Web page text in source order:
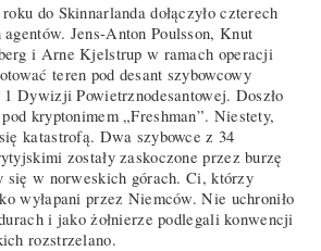
do Skinnarlanda dołączyło czterech
Jens-Anton Poulsson, Knut
i Arne Kjelstrup w ramach operacji
teren pod desant szybowcowy
Dywizji Powietrznodesantowej. Doszło
kryptonimem „Freshman”. Niestety,
katastrofą. Dwa szybowce z 34
zostały zaskoczone przez burzę
się w norweskich górach. Ci, którzy
wyłapani przez Niemców. Nie uchroniło
i jako żołnierze podlegali konwencji
rozstrzelano.